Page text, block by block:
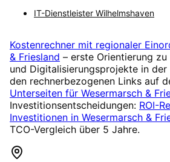
IT-Dienstleister Wilhelmshaven
Kostenrechner mit regionaler
& Friesland – erste Orientierung
und Digitalisierungsprojekte in
den rechnerbezogenen Links auf
Unterseiten für Wesermarsch &
Investitionsentscheidungen: ROI-
Investitionen in Wesermarsch &
TCO-Vergleich über 5 Jahre.